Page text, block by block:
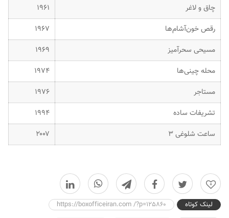
چاق و لاغر
۱۹۶۱
رقص خون‌آشام‌ها
۱۹۶۷
مسیحی سحرآمیز
۱۹۶۹
محله چینی‌ها
۱۹۷۴
مستاجر
۱۹۷۶
تشریفات ساده
۱۹۹۴
ساعت شلوغی ۳
۲۰۰۷
0
لینک کوتاه
https://boxofficeiran.com /?p=125860